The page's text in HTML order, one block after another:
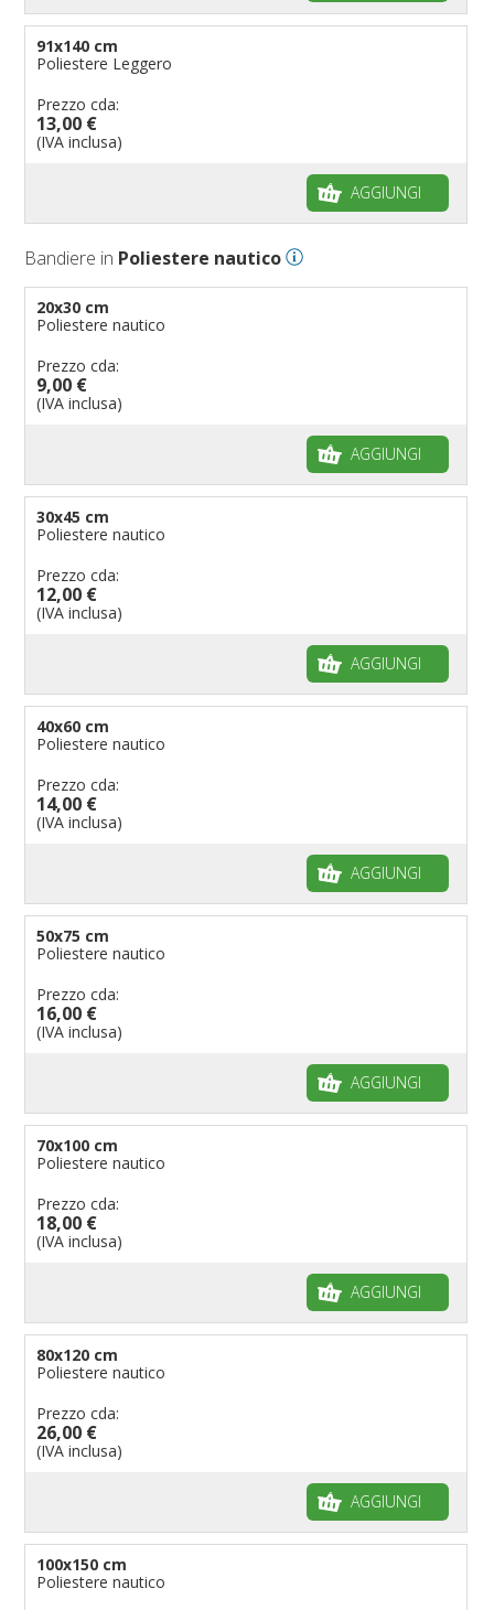
91x140 cm
Poliestere Leggero
Prezzo cda:
13,00 €
(IVA inclusa)
AGGIUNGI
Bandiere in Poliestere nautico
20x30 cm
Poliestere nautico
Prezzo cda:
9,00 €
(IVA inclusa)
AGGIUNGI
30x45 cm
Poliestere nautico
Prezzo cda:
12,00 €
(IVA inclusa)
AGGIUNGI
40x60 cm
Poliestere nautico
Prezzo cda:
14,00 €
(IVA inclusa)
AGGIUNGI
50x75 cm
Poliestere nautico
Prezzo cda:
16,00 €
(IVA inclusa)
AGGIUNGI
70x100 cm
Poliestere nautico
Prezzo cda:
18,00 €
(IVA inclusa)
AGGIUNGI
80x120 cm
Poliestere nautico
Prezzo cda:
26,00 €
(IVA inclusa)
AGGIUNGI
100x150 cm
Poliestere nautico